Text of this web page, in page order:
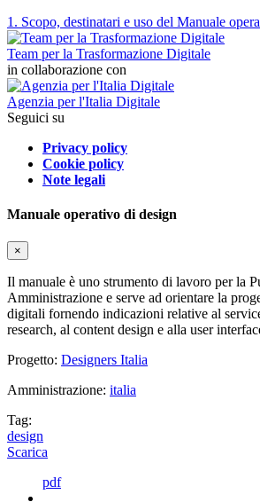
1. Scopo, destinatari e uso del Manuale
Team per la Trasformazione Digitale
in collaborazione con
Agenzia per l'Italia Digitale
Seguici su
Privacy policy
Cookie policy
Note legali
Manuale operativo di design
×
Il manuale è uno strumento di lavoro per la
Amministrazione e serve ad orientare la
digitali fornendo indicazioni relative al
research, al content design e alla user
Progetto: Designers Italia
Amministrazione: italia
Tag:
design
Scarica
pdf